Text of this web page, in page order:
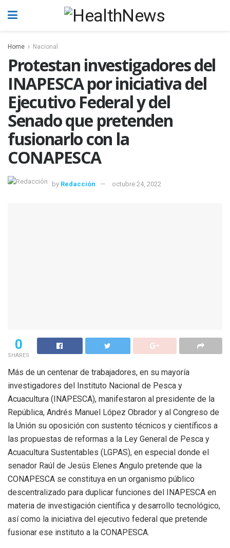
Home Nacional
Protestan investigadores del
INAPESCA por iniciativa del
Ejecutivo Federal y del
Senado que pretenden
fusionarlo con la
CONAPESCA
by Redacción octubre 24, 2022
0
SHARES
Más de un centenar de trabajadores, en su mayoría
investigadores del Instituto Nacional de Pesca y
Acuacultura (INAPESCA), manifestaron al presidente de la
República, Andrés Manuel López Obrador y al Congreso de
la Unión su oposición con sustento técnicos y científicos a
las propuestas de reformas a la Ley General de Pesca y
Acuacultura Sustentables (LGPAS), en especial donde el
senador Raúl de Jesús Elenes Angulo pretende que la
CONAPESCA se constituya en un organismo público
descentralizado para duplicar funciones del INAPESCA en
materia de investigación científica y desarrollo tecnológico,
así como la iniciativa del ejecutivo federal que pretende
fusionar ese instituto a la CONAPESCA.